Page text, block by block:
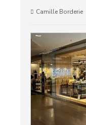
Camille Borderie